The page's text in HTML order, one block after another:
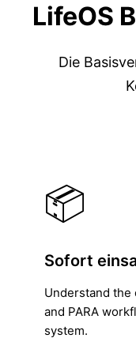
LifeOS
Die
📦
Sofort
Understand
and PARA
system.